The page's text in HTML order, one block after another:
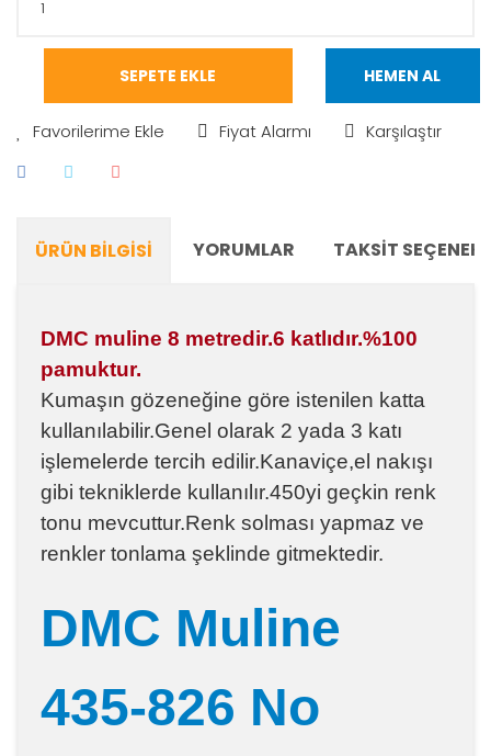
SEPETE EKLE HEMEN AL
Fiyat Alarmı Karşılaştır
ÜRÜN BILGISI YORUMLAR TAKSIT
DMC muline 8 metredir.6 katlıdır.%100
pamuktur.
Kumaşın gözeneğine göre istenilen katta
kullanılabilir.Genel olarak 2 yada 3 katı
işlemelerde tercih edilir.Kanaviçe,el nakışı
gibi tekniklerde kullanılır.450yi geçkin renk
tonu mevcuttur.Renk solması yapmaz ve
renkler tonlama şeklinde gitmektedir.
DMC Muline
435-826 No